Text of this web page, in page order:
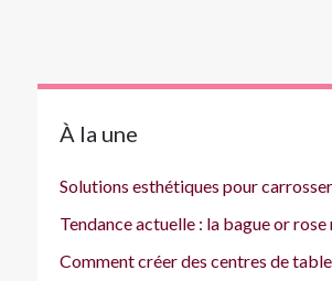
À la une
Solutions esthétiques pour
Tendance actuelle : la bague or
Comment créer des centres de